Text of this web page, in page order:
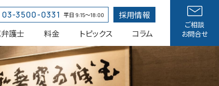
03-3500-0331 平日 9:15〜18:00
採用情報
護士
料金 トピックス コラム
ご相談
お問合せ